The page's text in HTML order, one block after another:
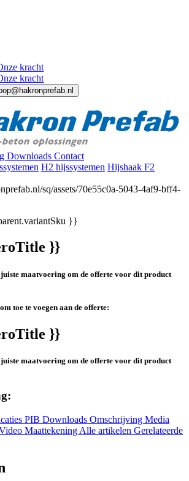
kracht
kracht
Downloads Contact
H2 hijssystemen Hijshaak F2
}}
}}
maatvoering om de offerte voor dit product
toe te voegen aan de offerte:
}}
maatvoering om de offerte voor dit product
PIB Downloads Omschrijving Media
Maattekening Alle artikelen Gerelateerde